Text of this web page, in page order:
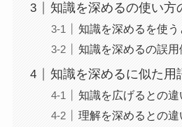
知識を深めるの使い方
知識を深めるを使う
知識を深めるの誤用
知識を深めるに似た用
知識を広げるとの違
理解を深めるとの違